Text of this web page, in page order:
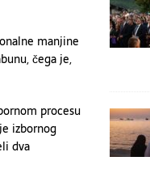
manjine
čega je,
procesu
izbornog
dva